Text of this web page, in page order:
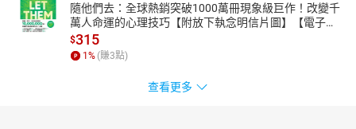
隨他們去：全球熱銷突破1000萬冊現象級巨作！改變千
萬人命運的心理技巧【附放下執念明信片圖】【電子
書】
$315
1% (賺3點)
查看更多